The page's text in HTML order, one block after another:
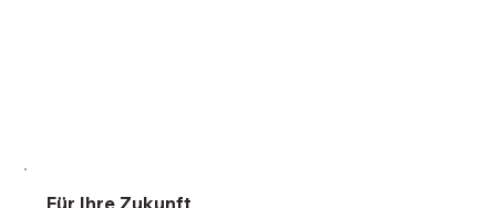
Für Ihre Zukunft